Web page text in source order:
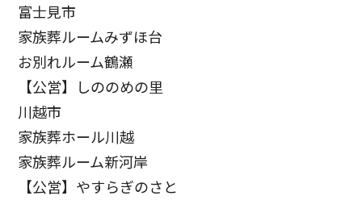
富士見市
家族葬ルームみずほ台
お別れルーム鶴瀬
【公営】しののめの里
川越市
家族葬ホール川越
家族葬ルーム新河岸
【公営】やすらぎのさと